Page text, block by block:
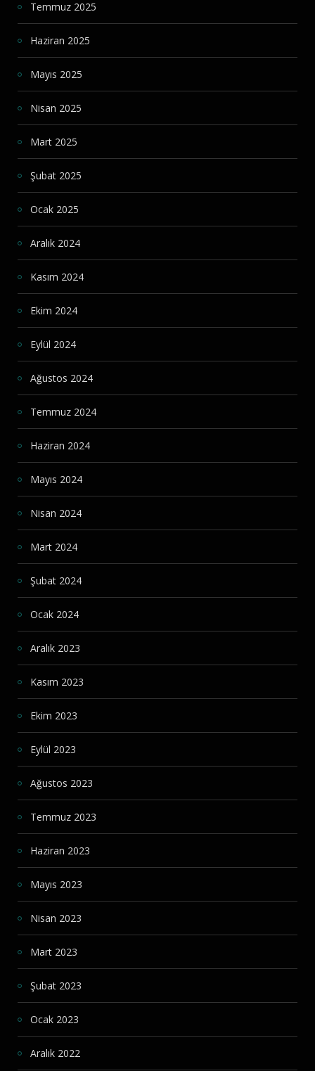
Temmuz 2025
Haziran 2025
Mayıs 2025
Nisan 2025
Mart 2025
Şubat 2025
Ocak 2025
Aralık 2024
Kasım 2024
Ekim 2024
Eylül 2024
Ağustos 2024
Temmuz 2024
Haziran 2024
Mayıs 2024
Nisan 2024
Mart 2024
Şubat 2024
Ocak 2024
Aralık 2023
Kasım 2023
Ekim 2023
Eylül 2023
Ağustos 2023
Temmuz 2023
Haziran 2023
Mayıs 2023
Nisan 2023
Mart 2023
Şubat 2023
Ocak 2023
Aralık 2022